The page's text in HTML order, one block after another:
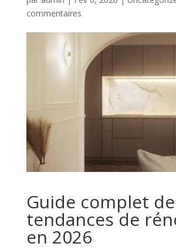
commentaires
Guide complet
tendances de
en 2026